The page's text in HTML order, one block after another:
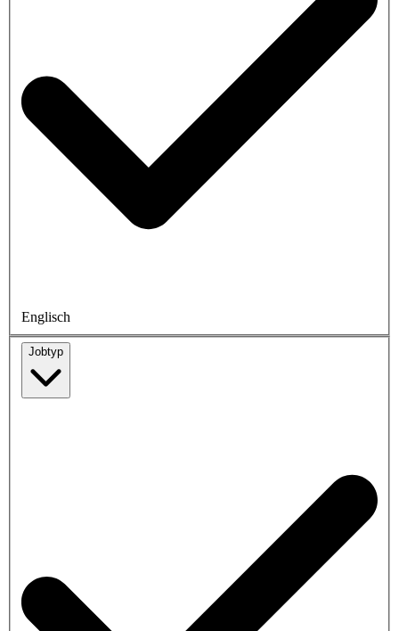
Englisch
Jobtyp